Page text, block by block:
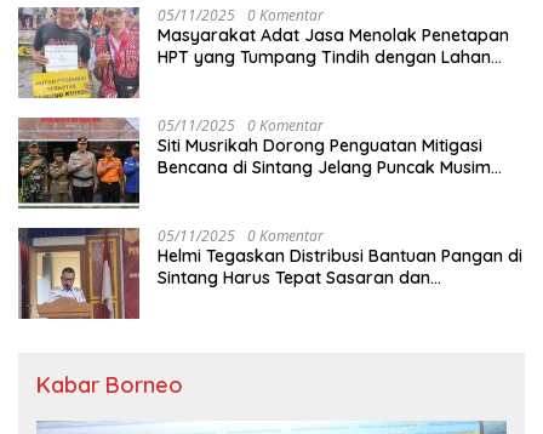
05/11/2025 0 Komentar
Masyarakat Adat Jasa Menolak Penetapan
HPT yang Tumpang Tindih dengan Lahan
05/11/2025 0 Komentar
Siti Musrikah Dorong Penguatan Mitigasi
Bencana di Sintang Jelang Puncak Musim
05/11/2025 0 Komentar
Helmi Tegaskan Distribusi Bantuan Pangan di
Sintang Harus Tepat Sasaran dan
Kabar Borneo